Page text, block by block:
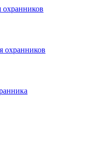
охранников